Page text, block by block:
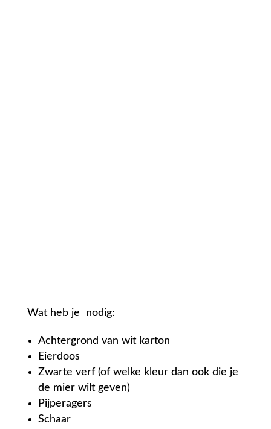
Wat heb je nodig:
Achtergrond van wit karton
Eierdoos
Zwarte verf (of welke kleur dan ook die je
de mier wilt geven)
Pijperagers
Schaar